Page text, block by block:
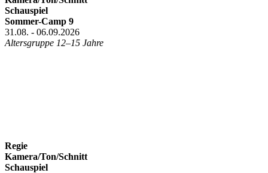
Schauspiel
Sommer-Camp 9
31.08. - 06.09.2026
Altersgruppe 12–15 Jahre
Regie
Kamera/Ton/Schnitt
Schauspiel